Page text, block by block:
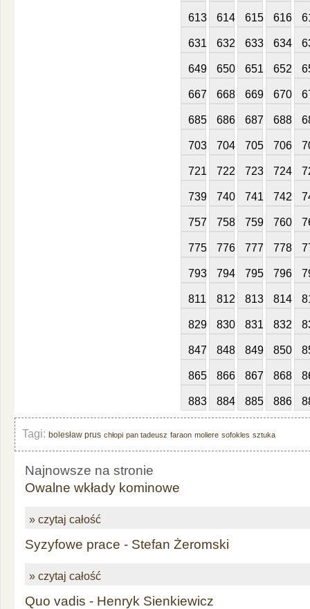
613 614 615 616
631 632 633 634
649 650 651 652
667 668 669 670
685 686 687 688
703 704 705 706
721 722 723 724
739 740 741 742
757 758 759 760
775 776 777 778
793 794 795 796
811 812 813 814
829 830 831 832
847 848 849 850
865 866 867 868
883 884 885 886
Tagi: bolesław prus chłopi pan tadeusz faraon moliere sofokles sztuka
Najnowsze na stronie
Owalne wkłady kominowe
» czytaj całość
Syzyfowe prace - Stefan Żeromski
» czytaj całość
Quo vadis - Henryk Sienkiewicz